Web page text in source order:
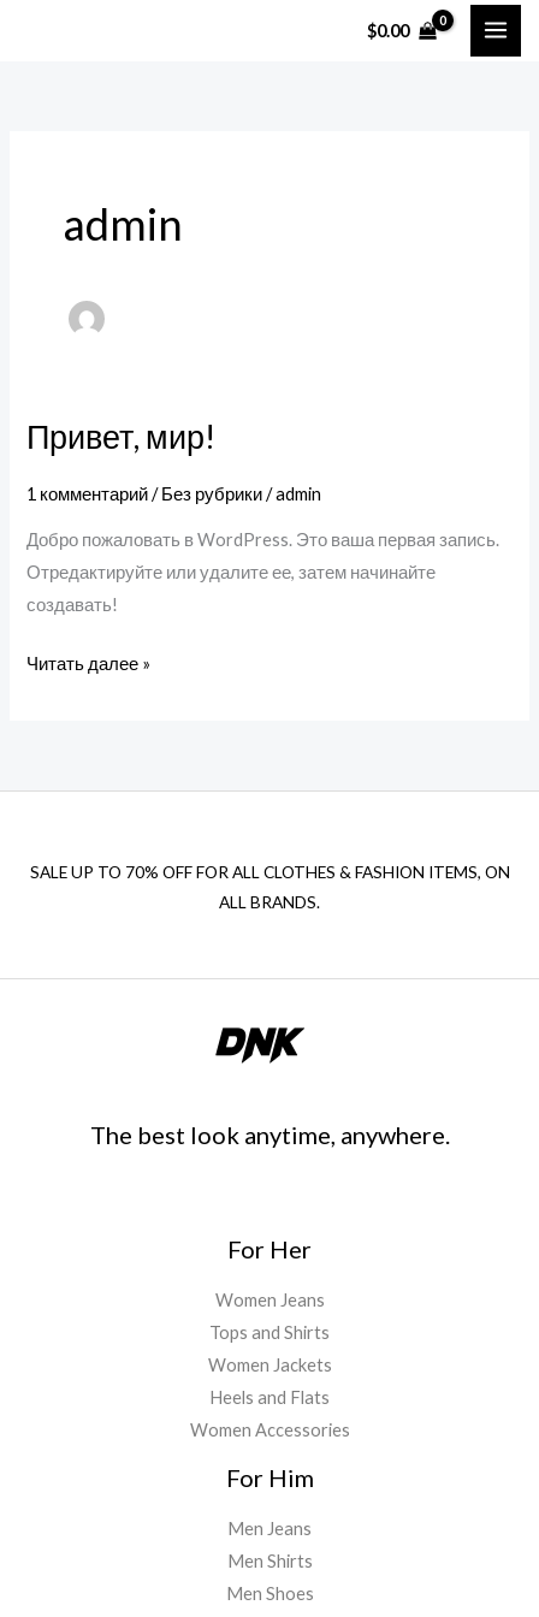
$0.00
admin
Привет, мир!
1 комментарий /Без рубрики/admin
Добро пожаловать в WordPress. Это ваша первая запись.
Отредактируйте или удалите ее, затем начинайте
создавать!
Привет,
мир!
Читать далее »
SALE UP TO 70% OFF FOR ALL CLOTHES & FASHION ITEMS, ON
ALL BRANDS.
The best look anytime, anywhere.
For Her
Women Jeans
Tops and Shirts
Women Jackets
Heels and Flats
Women Accessories
For Him
Men Jeans
Men Shirts
Men Shoes